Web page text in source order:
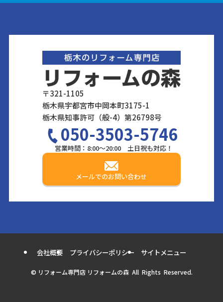
〒321-1105
栃木県宇都宮市中岡本町3175-1
栃木県知事許可（般-4）第26798号
050-3503-5746
営業時間：8:00～20:00 土日祝も対応！
メールでのお問い合わせ
会社概要 プライバシーポリシー サイトメニュー
© リフォーム専門店 リフォームの森 All Rights Reserved.